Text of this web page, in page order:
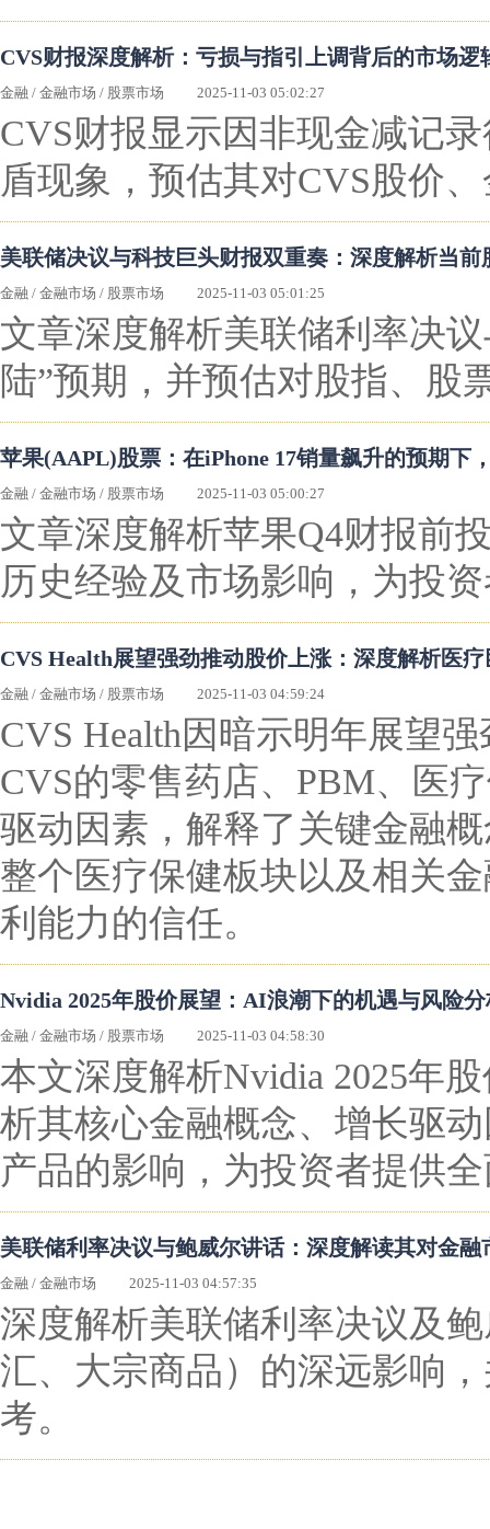
CVS财报深度解析：亏损与指引上调背后的市场逻
金融 / 金融市场 / 股票市场 2025-11-03 05:02:27
CVS财报显示因非现金减记
盾现象，预估其对CVS股价
美联储决议与科技巨头财报双重奏：深度解析当
金融 / 金融市场 / 股票市场 2025-11-03 05:01:25
文章深度解析美联储利率决
陆”预期，并预估对股指、股
苹果(AAPL)股票：在iPhone 17销量飙升的预期下
金融 / 金融市场 / 股票市场 2025-11-03 05:00:27
文章深度解析苹果Q4财报前
历史经验及市场影响，为投
CVS Health展望强劲推动股价上涨：深度解析医
金融 / 金融市场 / 股票市场 2025-11-03 04:59:24
CVS Health因暗示明年展望
CVS的零售药店、PBM、医
驱动因素，解释了关键金融
整个医疗保健板块以及相关
利能力的信任。
Nvidia 2025年股价展望：AI浪潮下的机遇与风险分
金融 / 金融市场 / 股票市场 2025-11-03 04:58:30
本文深度解析Nvidia 2025年
析其核心金融概念、增长驱
产品的影响，为投资者提供
美联储利率决议与鲍威尔讲话：深度解读其对金融
金融 / 金融市场 2025-11-03 04:57:35
深度解析美联储利率决议及
汇、大宗商品）的深远影响
考。